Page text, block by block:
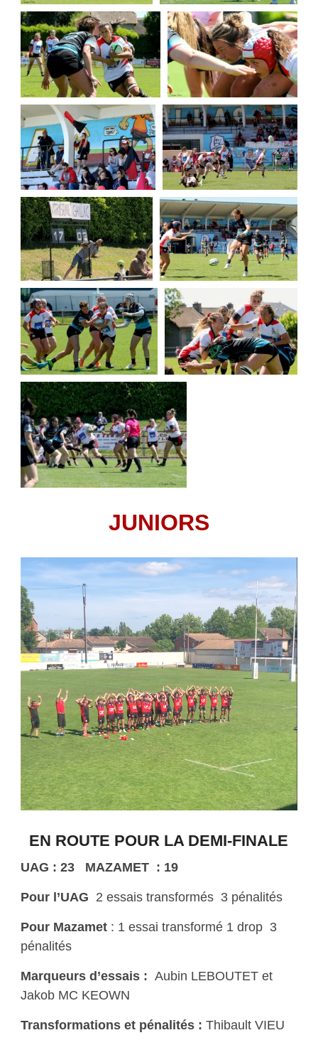
JUNIORS
EN ROUTE POUR LA DEMI-FINALE
UAG : 23 MAZAMET : 19
Pour l’UAG 2 essais transformés 3 pénalités
Pour Mazamet: 1 essai transformé 1 drop 3
pénalités
Marqueurs d’essais : Aubin LEBOUTET et
Jakob MC KEOWN
Transformations et pénalités : Thibault VIEU